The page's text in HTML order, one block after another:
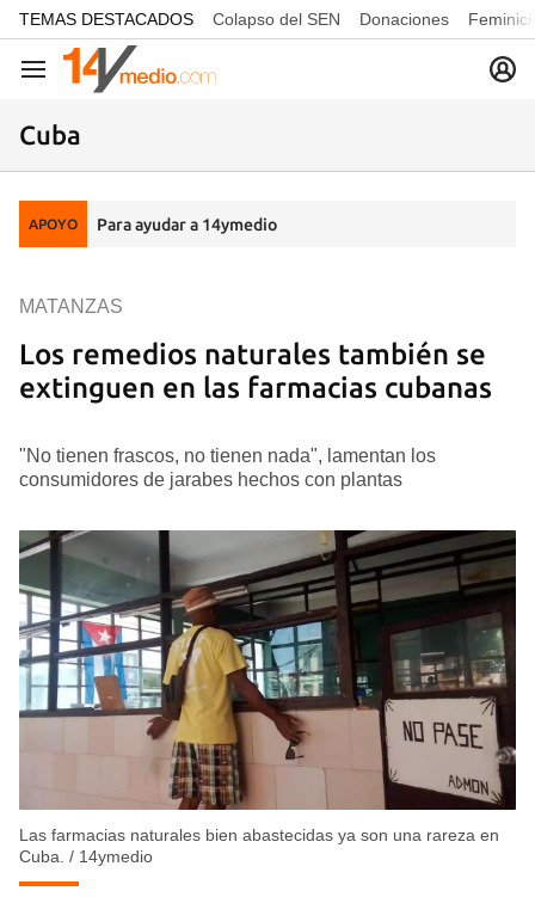
common.go-to-content
TEMAS DESTACADOS Colapso del SEN Donaciones
Navegación
Cuba
APOYO Para ayudar a 14ymedio
Los remedios naturales también se
extinguen en las farmacias cubanas
MATANZAS
"No tienen frascos, no tienen nada", lamentan los
consumidores de jarabes hechos con plantas
Las farmacias naturales bien abastecidas ya son una rareza en
Cuba. / 14ymedio